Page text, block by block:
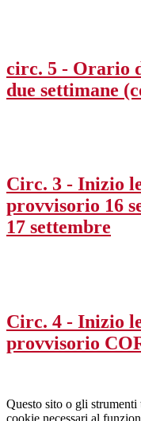
circ. 5 - Orario
due settimane
Circ. 3 - Inizio
provvisorio 16
17 settembre
Circ. 4 - Inizio
provvisorio
Questo sito o gli